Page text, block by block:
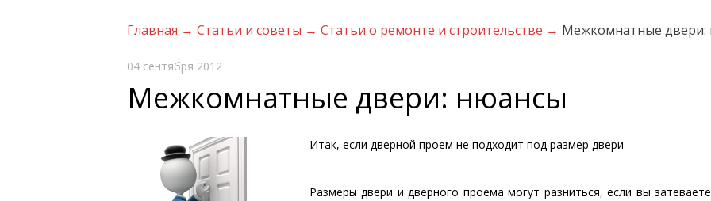
Главная → Статьи и советы → Статьи о ремонте и строительстве → Межкомнатные двери:
04 сентября 2012
Межкомнатные двери: нюансы
Итак, если дверной проем не подходит под размер двери
Размеры двери и дверного проема могут разниться, если вы